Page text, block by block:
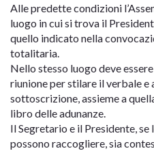
Alle predette condizioni
luogo in cui si trova il
quello indicato nella
totalitaria.
Nello stesso luogo deve
riunione per stilare il verbale
sottoscrizione, assieme a
libro delle adunanze.
Il Segretario e il Presidente,
possono raccogliere, sia